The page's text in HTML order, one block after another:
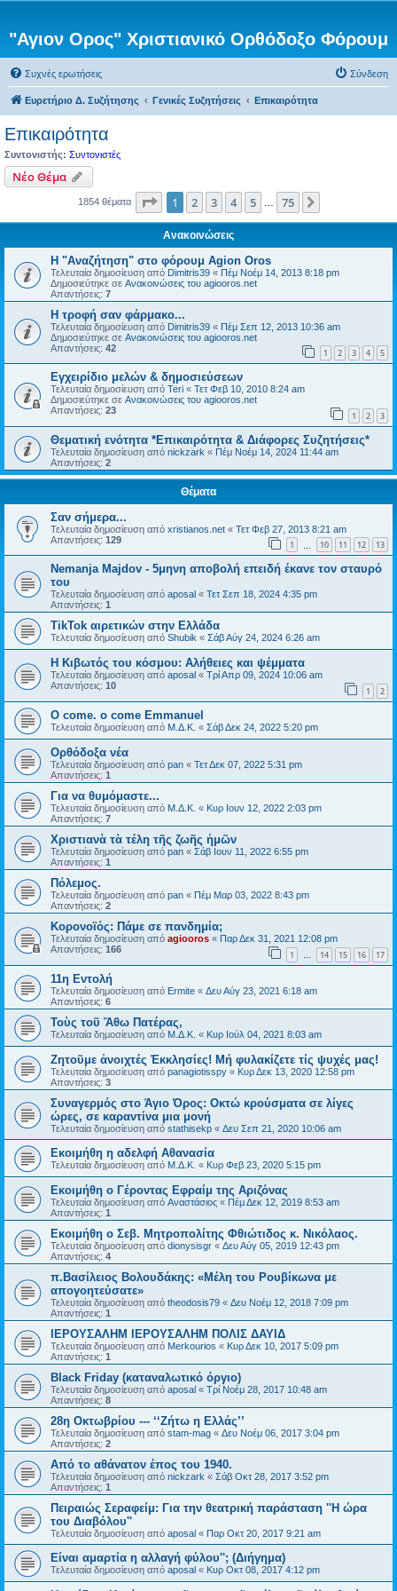
"Αγιον Ορος" Χριστιανικό Ορθόδοξο Φόρουμ
Συχνές ερωτήσεις Σύνδεση
Ευρετήριο Δ. Συζήτησης Γενικές Συζητήσεις Επικαιρότητα
Επικαιρότητα
Συντονιστής: Συντονιστές
Νέο Θέμα
1854 θέματα Σελίδα από75
1 2 3 4 5 75
Ανακοινώσεις
Η "Αναζήτηση" στο φόρουμ Agion Oros
Τελευταία δημοσίευση από Dimitris39 « Πέμ Νοέμ 14, 2013 8:18 pm
Δημοσιεύτηκε σε Ανακοινώσεις του agiooros.net
Απαντήσεις: 7
H τροφή σαν φάρμακο...
Τελευταία δημοσίευση από Dimitris39 « Πέμ Σεπ 12, 2013 10:36 am
Δημοσιεύτηκε σε Ανακοινώσεις του agiooros.net
Απαντήσεις: 42 1 2 3 4 5
Εγχειρίδιο μελών & δημοσιεύσεων
Τελευταία δημοσίευση από Teri « Τετ Φεβ 10, 2010 8:24 am
Δημοσιεύτηκε σε Ανακοινώσεις του agiooros.net
Απαντήσεις: 23 1 2 3
Θεματική ενότητα *Επικαιρότητα & Διάφορες Συζητήσεις*
Τελευταία δημοσίευση από nickzark « Πέμ Νοέμ 14, 2024 11:44 am
Απαντήσεις: 2
Θέματα
Σαν σήμερα...
Τελευταία δημοσίευση από xristianos.net « Τετ Φεβ 27, 2013 8:21 am
Απαντήσεις: 129 1 10 11 12 13
Nemanja Majdov - 5μηνη αποβολή επειδή έκανε τον σταυρό
του
Τελευταία δημοσίευση από aposal « Τετ Σεπ 18, 2024 4:35 pm
Απαντήσεις: 1
TikTok αιρετικών στην Ελλάδα
Τελευταία δημοσίευση από Shubik « Σάβ Αύγ 24, 2024 6:26 am
Η Κιβωτός του κόσμου: Αλήθειες και ψέμματα
Τελευταία δημοσίευση από aposal « Τρί Απρ 09, 2024 10:06 am
Απαντήσεις: 10 1 2
O come. o come Emmanuel
Τελευταία δημοσίευση από Μ.Δ.Κ. « Σάβ Δεκ 24, 2022 5:20 pm
Ορθόδοξα νέα
Τελευταία δημοσίευση από pan « Τετ Δεκ 07, 2022 5:31 pm
Απαντήσεις: 1
Για να θυμόμαστε...
Τελευταία δημοσίευση από Μ.Δ.Κ. « Κυρ Ιουν 12, 2022 2:03 pm
Απαντήσεις: 7
Χριστιανὰ τὰ τέλη τῆς ζωῆς ἡμῶν
Τελευταία δημοσίευση από pan « Σάβ Ιουν 11, 2022 6:55 pm
Απαντήσεις: 1
Πόλεμος.
Τελευταία δημοσίευση από pan « Πέμ Μαρ 03, 2022 8:43 pm
Απαντήσεις: 2
Κορονοϊός: Πάμε σε πανδημία;
Τελευταία δημοσίευση από agiooros « Παρ Δεκ 31, 2021 12:08 pm
Απαντήσεις: 166 1 … 14 15 16 17
11η Εντολή
Τελευταία δημοσίευση από Ermite « Δευ Αύγ 23, 2021 6:18 am
Απαντήσεις: 6
Τοὺς τοῦ Ἄθω Πατέρας,
Τελευταία δημοσίευση από Μ.Δ.Κ. « Κυρ Ιούλ 04, 2021 8:03 am
Ζητοῦμε ἀνοιχτές Ἐκκλησίες! Μή φυλακίζετε τίς ψυχές μας!
Τελευταία δημοσίευση από panagiotisspy « Κυρ Δεκ 13, 2020 12:58 pm
Απαντήσεις: 3
Συναγερμός στο Άγιο Όρος: Οκτώ κρούσματα σε λίγες
ώρες, σε καραντίνα μια μονή
Τελευταία δημοσίευση από stathisekp « Δευ Σεπ 21, 2020 10:06 am
Εκοιμήθη η αδελφή Αθανασία
Τελευταία δημοσίευση από Μ.Δ.Κ. « Κυρ Φεβ 23, 2020 5:15 pm
Εκοιμήθη ο Γέροντας Εφραίμ της Αριζόνας
Τελευταία δημοσίευση από Αναστάσιος « Πέμ Δεκ 12, 2019 8:53 am
Απαντήσεις: 1
Εκοιμήθη ο Σεβ. Μητροπολίτης Φθιώτιδος κ. Νικόλαος.
Τελευταία δημοσίευση από dionysisgr « Δευ Αύγ 05, 2019 12:43 pm
Απαντήσεις: 4
π.Βασίλειος Βολουδάκης: «Μέλη του Ρουβίκωνα με
απογοητεύσατε»
Τελευταία δημοσίευση από theodosis79 « Δευ Νοέμ 12, 2018 7:09 pm
Απαντήσεις: 1
ΙΕΡΟΥΣΑΛΗΜ ΙΕΡΟΥΣΑΛΗΜ ΠΟΛΙΣ ΔΑΥΙΔ
Τελευταία δημοσίευση από Merkourios « Κυρ Δεκ 10, 2017 5:09 pm
Απαντήσεις: 1
Black Friday (καταναλωτικό όργιο)
Τελευταία δημοσίευση από aposal « Τρί Νοέμ 28, 2017 10:48 am
Απαντήσεις: 8
28η Οκτωβρίου --- ‘‘Ζήτω η Ελλάς’’
Τελευταία δημοσίευση από stam-mag « Δευ Νοέμ 06, 2017 3:04 pm
Απαντήσεις: 2
Από το αθάνατον έπος του 1940.
Τελευταία δημοσίευση από nickzark « Σάβ Οκτ 28, 2017 3:52 pm
Απαντήσεις: 1
Πειραιώς Σεραφείμ: Για την θεατρική παράσταση ''Η ώρα
του Διαβόλου''
Τελευταία δημοσίευση από aposal « Παρ Οκτ 20, 2017 9:21 am
Είναι αμαρτία η αλλαγή φύλου''; (Διήγημα)
Τελευταία δημοσίευση από aposal « Κυρ Οκτ 08, 2017 4:12 pm